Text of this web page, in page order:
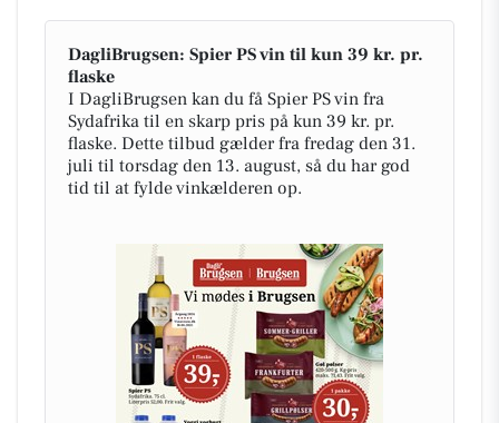
DagliBrugsen: Spier PS vin til kun 39 kr. pr.
flaske
I DagliBrugsen kan du få Spier PS vin fra
Sydafrika til en skarp pris på kun 39 kr. pr.
flaske. Dette tilbud gælder fra fredag den 31.
juli til torsdag den 13. august, så du har god
tid til at fylde vinkælderen op.